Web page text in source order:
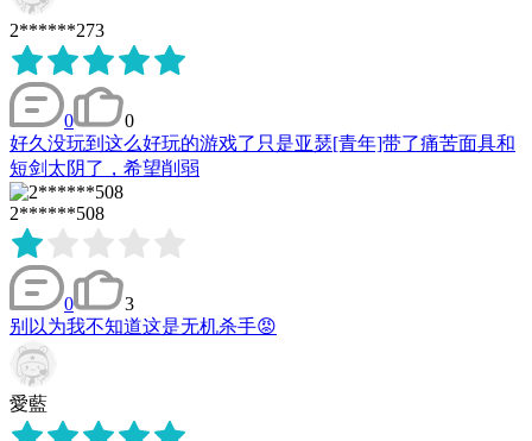
2******273
0
0
好久没玩到这么好玩的游戏了只是亚瑟[青年]带了痛苦面具和
短剑太阴了，希望削弱
2******508
0
3
别以为我不知道这是无机杀手😡
愛藍